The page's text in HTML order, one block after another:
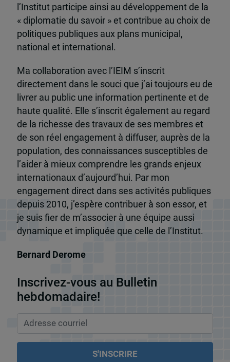
l’Institut participe ainsi au développement de la
« diplomatie du savoir » et contribue au choix de
politiques publiques aux plans municipal,
national et international.
Ma collaboration avec l’IEIM s’inscrit
directement dans le souci que j’ai toujours eu de
livrer au public une information pertinente et de
haute qualité. Elle s’inscrit également au regard
de la richesse des travaux de ses membres et
de son réel engagement à diffuser, auprès de la
population, des connaissances susceptibles de
l’aider à mieux comprendre les grands enjeux
internationaux d’aujourd’hui. Par mon
engagement direct dans ses activités publiques
depuis 2010, j’espère contribuer à son essor, et
je suis fier de m’associer à une équipe aussi
dynamique et impliquée que celle de l’Institut.
Bernard Derome
Inscrivez-vous au Bulletin
hebdomadaire!